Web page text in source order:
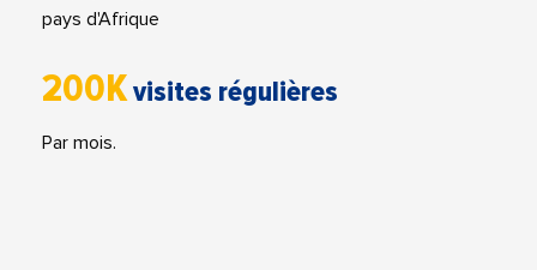
pays d'Afrique
200Kvisites régulières
Par mois.